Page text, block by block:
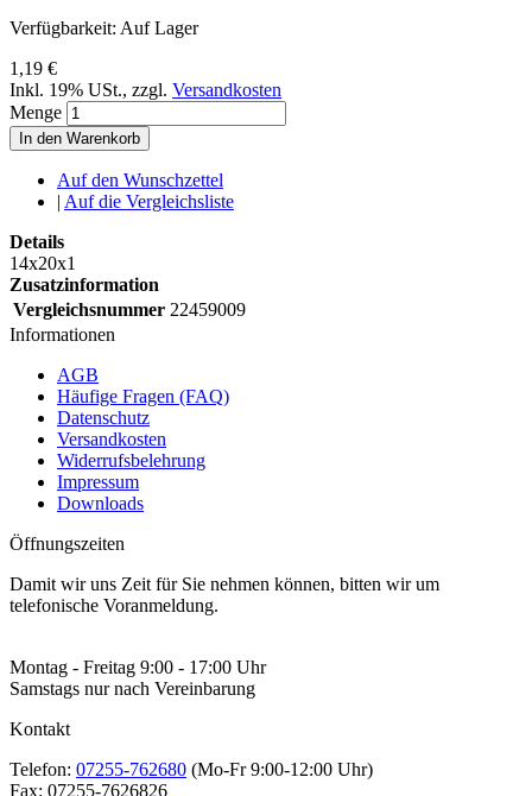
Verfügbarkeit: Auf Lager
1,19 €
Inkl. 19% USt., zzgl. Versandkosten
Menge
In den Warenkorb
Auf den Wunschzettel
| Auf die Vergleichsliste
Details
14x20x1
Zusatzinformation
Vergleichsnummer 22459009
Informationen
AGB
Häufige Fragen (FAQ)
Datenschutz
Versandkosten
Widerrufsbelehrung
Impressum
Downloads
Öffnungszeiten
Damit wir uns Zeit für Sie nehmen können, bitten wir um
telefonische Voranmeldung.
Montag - Freitag 9:00 - 17:00 Uhr
Samstags nur nach Vereinbarung
Kontakt
Telefon: 07255-762680 (Mo-Fr 9:00-12:00 Uhr)
Fax: 07255-7626826